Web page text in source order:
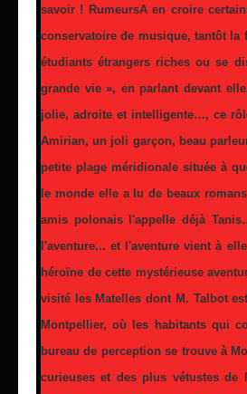
savoir ! RumeursA en croire
conservatoire de musique, tantôt
étudiants étrangers riches ou se
grande vie », en parlant devant
jolie, adroite et intelligente…, ce
Amirian, un joli garçon, beau
petite plage méridionale située à
le monde elle a lu de beaux
amis polonais l'appelle déjà
l'aventure... et l'aventure vient à
héroïne de cette mystérieuse
visité les Matelles dont M. Talbot
Montpellier, où les habitants qui
bureau de perception se trouve à
curieuses et des plus vétustes de